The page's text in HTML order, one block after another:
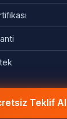
Teklif Al